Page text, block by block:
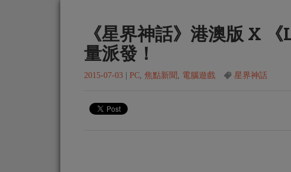
《‪‎星界神話‬》港澳版 X
量派發！
2015-07-03 PC, 焦點新聞 , 電腦遊戲 星界神話